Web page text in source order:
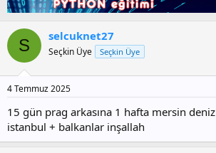
b
u
y
u
b
ş
l
a
t
a
n
l
a
g
ı
t
a
h
i
S selcuknet27
Seçkin Üye Seçkin Üye
4 Temmuz 2025
15 gün prag arkasına 1 hafta mersin
istanbul + balkanlar inşallah